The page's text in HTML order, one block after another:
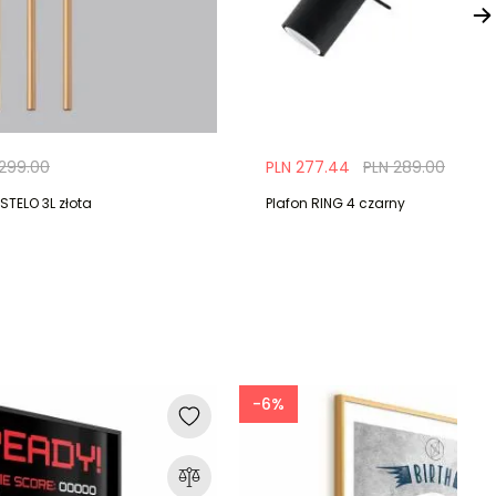
3L złota
PLN 289.00
PLN 277.44
Plafon RING 4 czarny
-6%